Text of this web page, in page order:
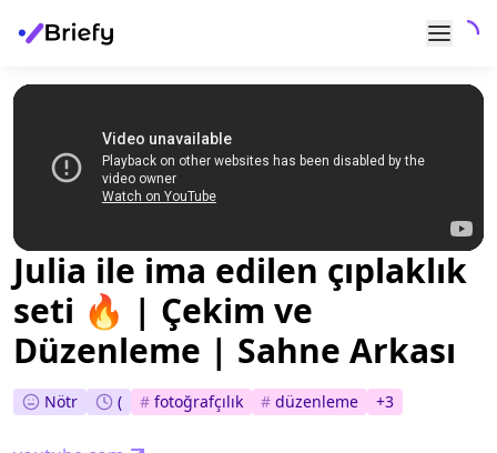
Julia ile ima edilen çıplaklık
seti 🔥 | Çekim ve
Düzenleme | Sahne Arkası
Nötr ( # fotoğrafçılık # düzenleme +3